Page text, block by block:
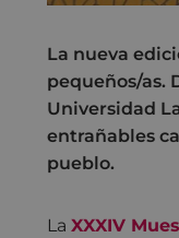
La nueva
pequeños/as.
Universidad
entrañables
pueblo.
La XXXIV